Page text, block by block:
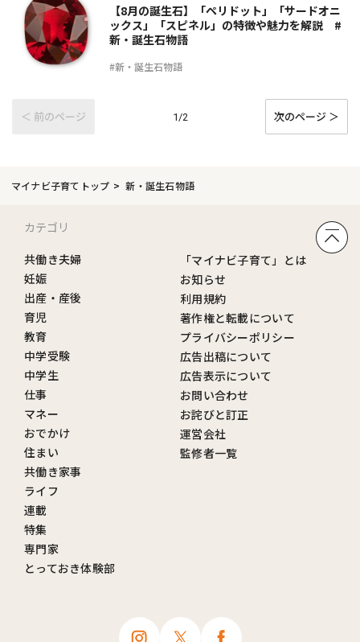
#新・誕生石物語
【8月の誕生石】「ペリドット」「サードオニ
ックス」「スピネル」の特徴や魅力を解説 #
新・誕生石物語
＜ 前のページ 1/2 次のページ ＞
マイナビ子育てトップ 新・誕生石物語
カテゴリ
共働き夫婦
妊娠
出産・産後
育児
教育
中学受験
中学生
仕事
マネー
おでかけ
住まい
共働き家事
ライフ
連載
特集
専門家
とっておき体験部
「マイナビ子育て」とは
お知らせ
利用規約
著作権と転載について
プライバシーポリシー
広告出稿について
広告表示について
お問い合わせ
お詫びと訂正
運営会社
監修者一覧